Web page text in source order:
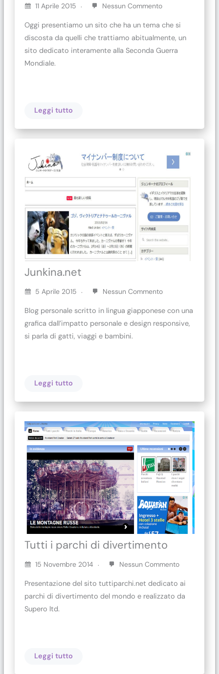
11 Aprile 2015 Nessun Commento
Oggi presentiamo un sito che ha un tema che si
discosta da quelli che trattiamo abitualmente, un
sito dedicato interamente alla Seconda Guerra
Mondiale.
Leggi tutto
Junkina.net
5 Aprile 2015 Nessun Commento
Blog personale scritto in lingua giapponese con una
grafica dall’impatto personale e design responsive,
si parla di gatti, viaggi e bambini.
Leggi tutto
Tutti i parchi di divertimento
15 Novembre 2014 Nessun Commento
Presentazione del sito tuttiparchi.net dedicato ai
parchi di divertimento del mondo e realizzato da
Supero ltd.
Leggi tutto